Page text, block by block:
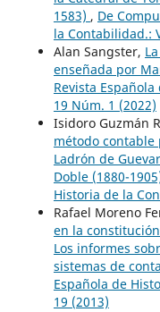
1583) , De
la Contabilidad.:
Alan Sangster,
enseñada por
Revista
19 Núm. 1 (2022)
Isidoro Guzmán
método contable
Ladrón de
Doble (1880-
Historia de la
Rafael Moreno
en la
Los informes
sistemas de
Española de
19 (2013)